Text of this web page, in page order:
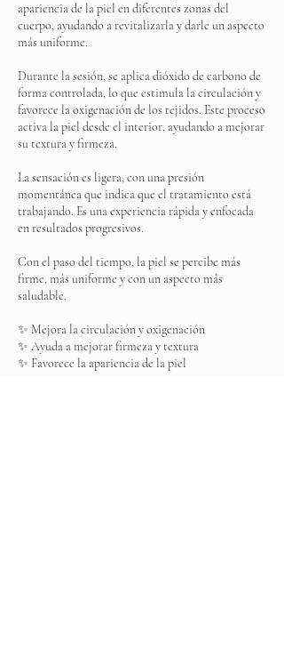
apariencia de la piel en diferentes zonas del
cuerpo, ayudando a revitalizarla y darle un aspecto
más uniforme.
Durante la sesión, se aplica dióxido de carbono de
forma controlada, lo que estimula la circulación y
favorece la oxigenación de los tejidos. Este proceso
activa la piel desde el interior, ayudando a mejorar
su textura y firmeza.
La sensación es ligera, con una presión
momentánea que indica que el tratamiento está
trabajando. Es una experiencia rápida y enfocada
en resultados progresivos.
Con el paso del tiempo, la piel se percibe más
firme, más uniforme y con un aspecto más
saludable.
✨ Mejora la circulación y oxigenación
✨ Ayuda a mejorar firmeza y textura
✨ Favorece la apariencia de la piel